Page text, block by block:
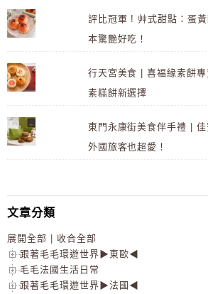
評比冠軍 ! 艸式甜點：蛋
本驚艷好吃！
行天宮美食 | 喜福緣素餅
素糕餅新選擇
東門永康街美食伴手禮 |
外國旅客也超愛！
文章分類
展開全部
收合全部
跟著毛毛環遊世界▶東歐◀
毛毛法國生活日常
跟著毛毛環遊世界▶法國◀